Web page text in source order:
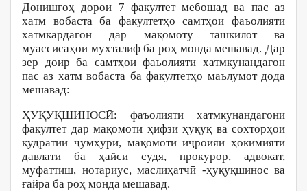
Донишгоҳ дорои 7 факултет мебошад ва пас аз
хатм вобаста ба факултетҳо самтҳои фаъолияти
хатмкардагон дар мақомоту ташкилот ва
муассисаҳои мухталиф ба роҳ монда мешавад. Дар
зер доир ба самтҳои фаъолияти хатмкунандагон
пас аз хатм вобаста ба факултетҳо маълумот дода
мешавад:
ҲУҚУҚШИНОСӢ: фаъолияти хатмкунандагони
факултет дар мақомоти ҳифзи ҳуқуқ ва сохторҳои
қудратии ҷумҳурӣ, мақомоти иҷроияи ҳокимияти
давлатӣ ба ҳайси судя, прокурор, адвокат,
муфаттиш, нотариус, маслиҳатчӣ -ҳуқуқшинос ва
ғайра ба роҳ монда мешавад.